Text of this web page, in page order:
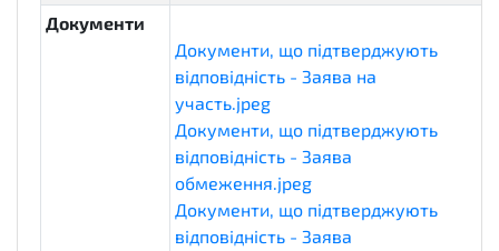
Документи
Документи, що підтверджують
відповідність - Заява на
участь.jpeg
Документи, що підтверджують
відповідність - Заява
обмеження.jpeg
Документи, що підтверджують
відповідність - Заява